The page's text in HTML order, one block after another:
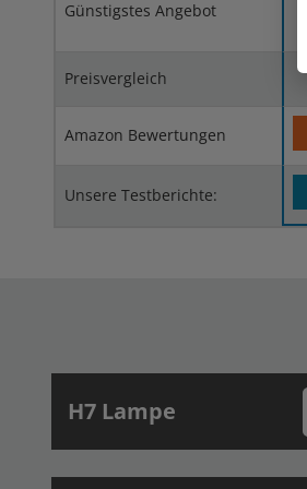
Günstigstes Angebot
Preisvergleich
Amazon Bewertungen
Unsere Testberichte:
H7 Lampe